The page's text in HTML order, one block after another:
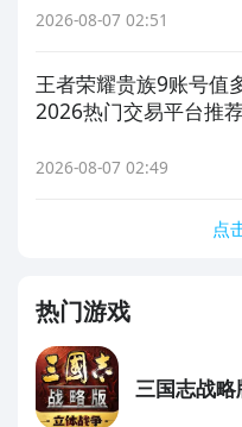
2026-08-07 02:51
王者荣耀贵族9账号值
2026热门交易平台推
2026-08-07 02:49
点
热门游戏
三国志战略